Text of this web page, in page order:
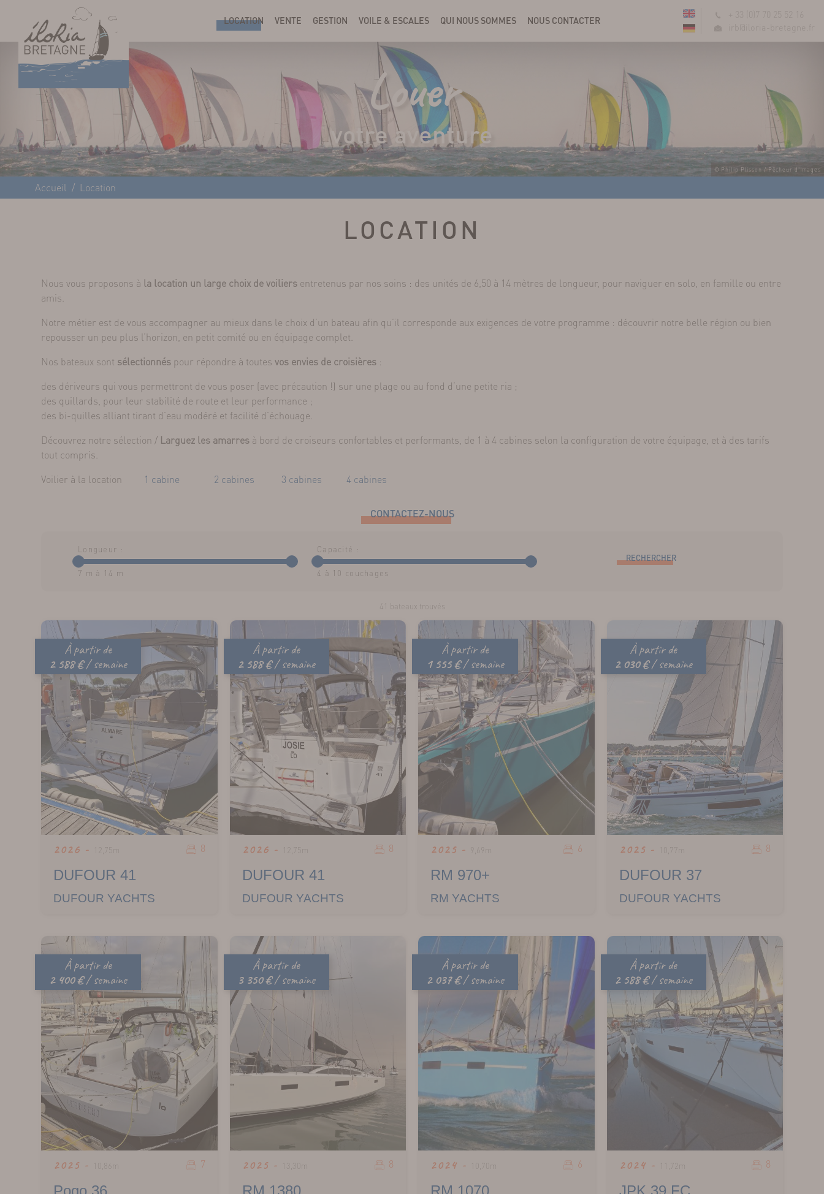
LOCATION VENTE GESTION VOILE & ESCALES QUI NOUS SOMMES NOUS CONTACTER
Louer
votre aventure
© Philip Plisson / Pêcheur d'Images
Accueil Location
LOCATION
Nous vous proposons à la location un large choix de voiliers entretenus par nos soins : des unités de 6,50 à 14 mètres de longueur, pour naviguer en solo, en famille ou entre
amis.
Notre métier est de vous accompagner au mieux dans le choix d’un bateau afin qu’il corresponde aux exigences de votre programme : découvrir notre belle région ou bien
repousser un peu plus l’horizon, en petit comité ou en équipage complet.
Nos bateaux sont sélectionnés pour répondre à toutes vos envies de croisières :
des dériveurs qui vous permettront de vous poser (avec précaution !) sur une plage ou au fond d’une petite ria ;
des quillards, pour leur stabilité de route et leur performance ;
des bi-quilles alliant tirant d’eau modéré et facilité d’échouage.
Découvrez notre sélection / Larguez les amarres à bord de croiseurs confortables et performants, de 1 à 4 cabines selon la configuration de votre équipage, et à des tarifs
tout compris.
Voilier à la location 1 cabine 2 cabines 3 cabines 4 cabines
CONTACTEZ-NOUS
Longueur :
7 m à 14 m
Capacité :
4 à 10 couchages
RECHERCHER
41 bateaux trouvés
À partir de
2 588 €/ semaine
8
2026 - 12,75m
DUFOUR 41
DUFOUR YACHTS
À partir de
2 588 €/ semaine
8
2026 - 12,75m
DUFOUR 41
DUFOUR YACHTS
À partir de
1 555 €/ semaine
6
2025 - 9,69m
RM 970+
RM YACHTS
À partir de
2 030 €/ semaine
8
2025 - 10,77m
DUFOUR 37
DUFOUR YACHTS
À partir de
2 400 €/ semaine
7
2025 - 10,86m
Pogo 36
À partir de
3 350 €/ semaine
8
2025 - 13,30m
RM 1380
À partir de
2 037 €/ semaine
6
2024 - 10,70m
RM 1070
À partir de
2 588 €/ semaine
8
2024 - 11,72m
JPK 39 FC